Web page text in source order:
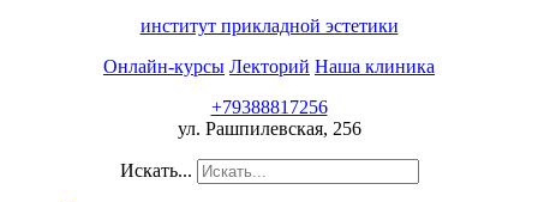
институт прикладной эстетики
Онлайн-курсы Лекторий Наша клиника
+79388817256
ул. Рашпилевская, 256
Искать...